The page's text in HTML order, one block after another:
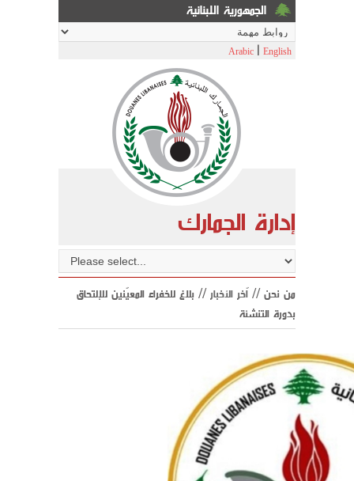
الجمهورية اللبنانية
Arabic English
إدارة الجمارك
من نحن // اّخر الأخبار// بلاغ للخفراء المعيّنين للإلتحاق
بدورة التنشئة